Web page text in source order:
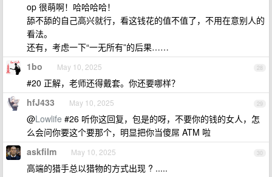
op 很萌啊！哈哈哈哈！
舔不舔的自己高兴就行，看这钱花的值不值了，不用在意别人的
看法。
还有，考虑一下“一无所有”的后果……
28
1bo May 10, 2025
#20 正解，老师还得戴套。你还要哪样？
29
hfJ433 May 10, 2025
@Lowlife #26 听你这回复，包是的呀，不要你的钱的女人，怎
么会问你要这个要那个，明显把你当傻屌 ATM 啦
30
askfilm May 10, 2025
高端的猎手总以猎物的方式出现 ? .....